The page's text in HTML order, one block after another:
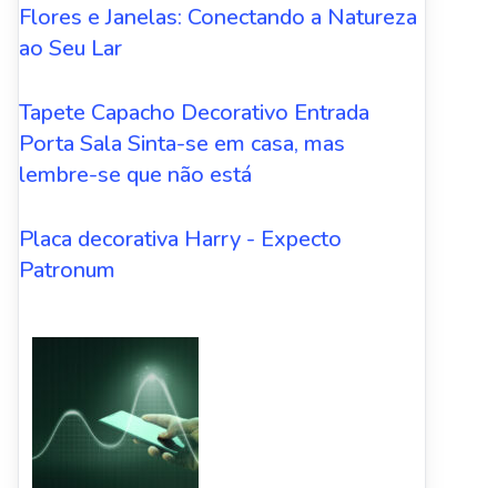
Flores e Janelas: Conectando a Natureza
ao Seu Lar
Tapete Capacho Decorativo Entrada
Porta Sala Sinta-se em casa, mas
lembre-se que não está
Placa decorativa Harry - Expecto
Patronum